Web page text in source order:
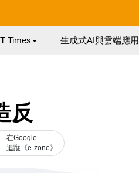
Times 生成式AI與雲端應用
反
在Google
追蹤《e-zone》